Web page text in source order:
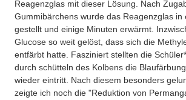
Reagenzglas mit dieser Lösung. Nach
Gummibärchens wurde das Reagenzglas in
gestellt und einige Minuten erwärmt.
Glucose so weit gelöst, dass sich die
entfärbt hatte. Fasziniert stellten die
durch schütteln des Kolbens die
wieder eintritt. Nach diesem besonders
zeigte ich noch die "Reduktion von